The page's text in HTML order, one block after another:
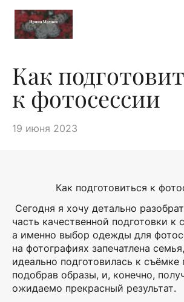
Как
к фотосессии
19 июня 2023
Как подготовиться к
Сегодня я хочу детально
часть качественной подготовки к
а именно выбор одежды для
на фотографиях запечатлена
идеально подготовилась к съёмке
подобрав образы, и, конечно,
ожидаемо прекрасный результат.